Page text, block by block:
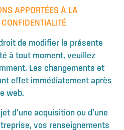
APPORTÉES À LA
de modifier la présente
à tout moment, veuillez
Les changements et
effet immédiatement après
web.
d’une acquisition ou d’une
vos renseignements